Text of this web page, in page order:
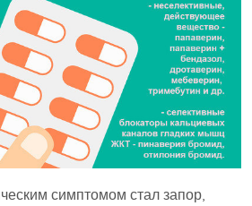
симптомом стал запор,